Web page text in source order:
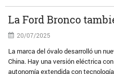
La Ford Bronco
20/07/2025
La marca del óvalo desarrolló un
China. Hay una versión eléctrica
autonomía extendida con